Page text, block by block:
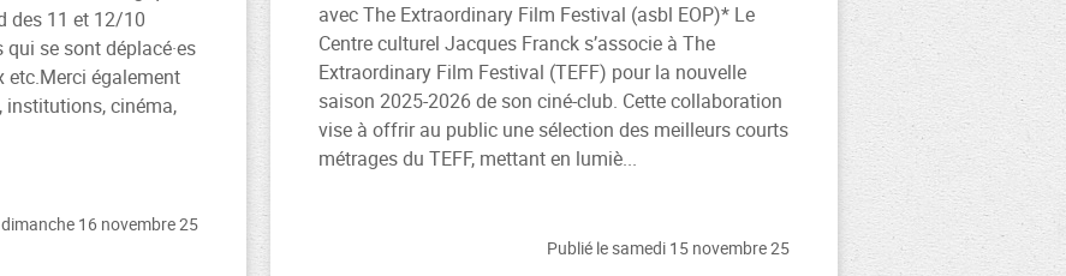
des 11 et 12/10
se sont déplacé·es
etc.Merci également
institutions, cinéma,
16 novembre 25
avec The Extraordinary Film Festival (asbl EOP)* Le
Centre culturel Jacques Franck s’associe à The
Extraordinary Film Festival (TEFF) pour la nouvelle
saison 2025-2026 de son ciné-club. Cette collaboration
vise à offrir au public une sélection des meilleurs courts
métrages du TEFF, mettant en lumiè...
Publié le samedi 15 novembre 25